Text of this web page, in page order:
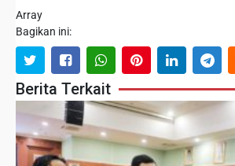
Array
Bagikan ini:
Berita Terkait